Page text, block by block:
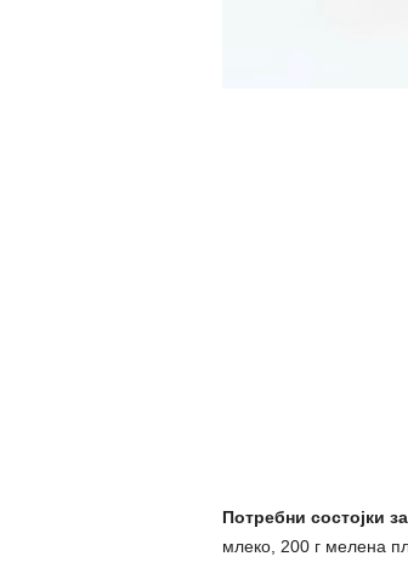
Потребни состојки
млеко, 200 г мелена